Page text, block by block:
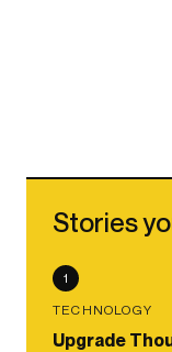
Stories
1
TECHNOLOGY
Upgrade